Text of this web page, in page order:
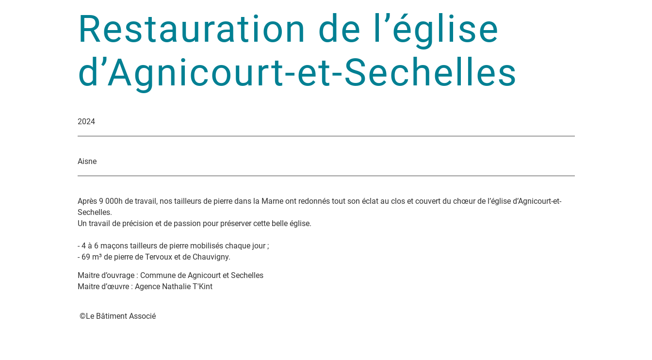
Restauration de l’église
d’Agnicourt-et-Sechelles
2024
Aisne
Après 9 000h de travail, nos tailleurs de pierre dans la Marne ont redonnés tout son éclat au clos et couvert du chœur de l’église d’Agnicourt-et-
Sechelles.
Un travail de précision et de passion pour préserver cette belle église.
- 4 à 6 maçons tailleurs de pierre mobilisés chaque jour ;
-69 m³ de pierre de Tervoux et de Chauvigny.
Maitre d’ouvrage : Commune de Agnicourt et Sechelles
Maitre d’œuvre : Agence Nathalie T'Kint
©Le Bâtiment Associé